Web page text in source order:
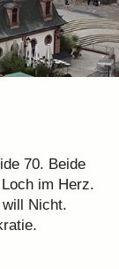
70. Beide
im Herz.
Nicht.